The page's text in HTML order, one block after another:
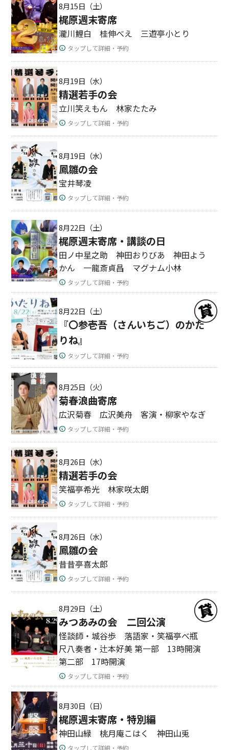
8月15日（土）
梶原週末寄席
瀧川鯉白 桂伸べえ 三遊亭小とり
タップして詳細・予約
8月19日（水）
精選若手の会
立川笑えもん 林家たたみ
タップして詳細・予約
8月19日（水）
鳳雛の会
宝井琴凌
タップして詳細・予約
8月22日（土）
梶原週末寄席・講談の日
田ノ中星之助 神田おりびあ 神田よう
かん 一龍斎貞昌 マグナム小林
タップして詳細・予約
8月22日（土）
『〇参壱吾（さんいちご）のかた
りね』
タップして詳細・予約
8月25日（火）
菊春浪曲寄席
広沢菊春 広沢美舟 客演・柳家やなぎ
タップして詳細・予約
8月26日（水）
精選若手の会
笑福亭希光 林家咲太朗
タップして詳細・予約
8月26日（水）
鳳雛の会
昔昔亭喜太郎
タップして詳細・予約
8月29日（土）
みつあみの会 二回公演
怪談師・城谷歩 落語家・笑福亭べ瓶
尺八奏者・辻本好美 第一部 13時開演
第二部 17時開演
タップして詳細・予約
8月30日（日）
梶原週末寄席・特別編
神田山緑 桃月庵こはく 神田山兎
タップして詳細・予約